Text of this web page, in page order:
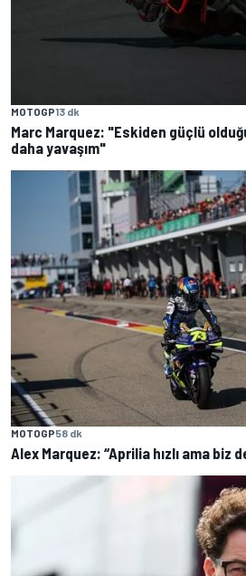
MOTOGP13 dk
Marc Marquez: "Eskiden güçlü
daha yavaşım"
MOTOGP58 dk
Alex Marquez: “Aprilia hızlı ama biz